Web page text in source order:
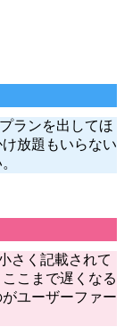
ランを出してほ
放題もいらない
さく記載されて
こまで遅くなる
ユーザーファー